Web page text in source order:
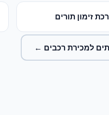
זימון תורים
למכירת רכבים ←